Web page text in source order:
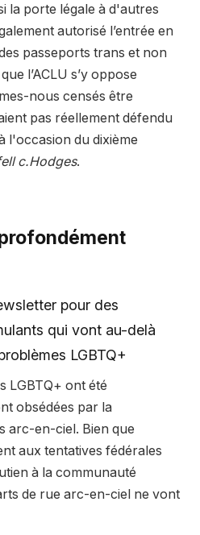
la porte légale à d'autres
autorisé l’entrée en
passeports trans et non
l’ACLU s’y oppose
nous censés être
pas réellement défendu
l'occasion du dixième
c.Hodges.
pour des
qui vont au-delà
LGBTQ+
LGBTQ+ ont été
obsédées par la
arc-en-ciel. Bien que
aux tentatives fédérales
à la communauté
de rue arc-en-ciel ne vont